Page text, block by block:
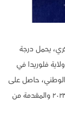
يحمل درجة
فلوريدا في
حاصل على
جائزة صناعة المحتوى الرقمي للأمن الفكري لعام ٢٠٢٣ والمقدمة من